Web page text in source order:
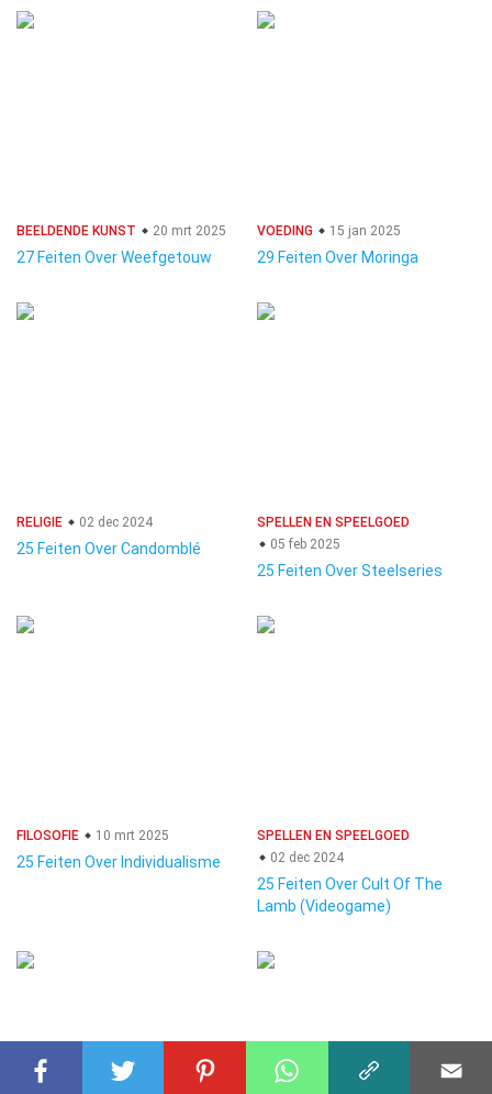
BEELDENDE KUNST 20 mrt 2025
27 Feiten Over Weefgetouw
VOEDING 15 jan 2025
29 Feiten Over Moringa
RELIGIE 02 dec 2024
25 Feiten Over Candomblé
SPELLEN EN SPEELGOED
05 feb 2025
25 Feiten Over Steelseries
FILOSOFIE 10 mrt 2025
25 Feiten Over Individualisme
SPELLEN EN SPEELGOED
02 dec 2024
25 Feiten Over Cult Of The
Lamb (Videogame)